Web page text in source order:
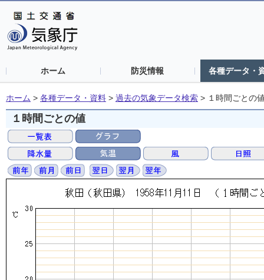
ホーム 防災情報 各種データ・
ホーム > 各種データ・資料 > 過去の気象データ検索 > １時間ごとの
１時間ごとの値